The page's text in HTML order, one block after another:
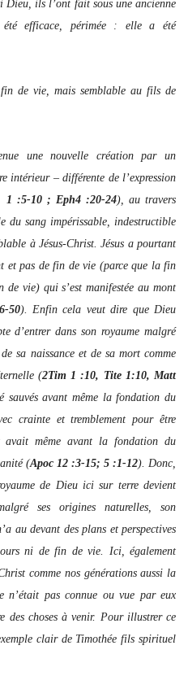
Dieu, ils l’ont fait sous une ancienne
efficace, périmée : elle a été
de vie, mais semblable au fils de
une nouvelle création par un
intérieur – différente de l’expression
1 :5-10 ; Eph4 :20-24), au travers
du sang impérissable, indestructible
à Jésus-Christ. Jésus a pourtant
et pas de fin de vie (parce que la fin
vie) qui s’est manifestée au mont
50). Enfin cela veut dire que Dieu
d’entrer dans son royaume malgré
sa naissance et de sa mort comme
(2Tim 1 :10, Tite 1:10, Matt
sauvés avant même la fondation du
crainte et tremblement pour être
avait même avant la fondation du
(Apoc 12 :3-15; 5 :1-12). Donc,
de Dieu ici sur terre devient
ses origines naturelles, son
au devant des plans et perspectives
ni de fin de vie. Ici, également
comme nos générations aussi la
n’était pas connue ou vue par eux
des choses à venir. Pour illustrer ce
clair de Timothée fils spirituel